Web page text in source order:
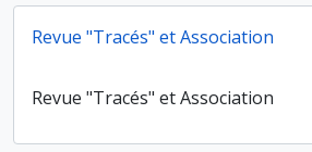
Revue "Tracés" et Association
Revue "Tracés" et Association